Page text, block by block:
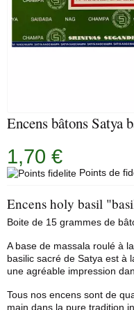
Encens bâtons Satya
1,70 €
Points de
Encens holy basil
Boite de 15 grammes de
A base de massala roulé à
basilic sacré de Satya est à
une agréable impression
Tous nos encens sont de
main dans la pure tradition